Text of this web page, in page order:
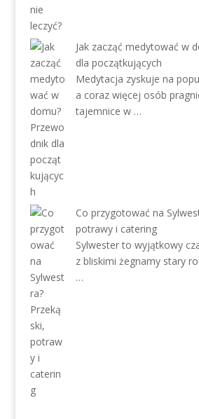
Jak zacząć medytować w
dla początkujących
Medytacja zyskuje na
a coraz więcej osób
tajemnice w …
Co przygotować na
potrawy i catering
Sylwester to wyjątkowy
z bliskimi żegnamy stary
…